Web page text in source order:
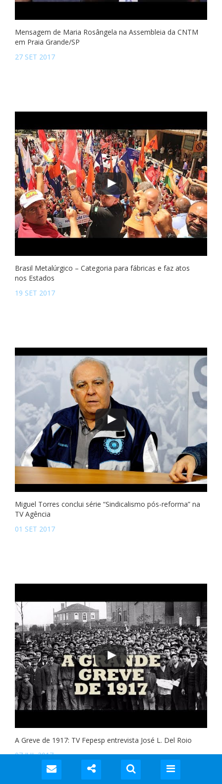
Mensagem de Maria Rosângela na Assembleia da CNTM
em Praia Grande/SP
27 SET 2017
Brasil Metalúrgico – Categoria para fábricas e faz atos
nos Estados
19 SET 2017
Miguel Torres conclui série “Sindicalismo pós-reforma” na
TV Agência
01 SET 2017
A Greve de 1917: TV Fepesp entrevista José L. Del Roio
07 JUL 2017